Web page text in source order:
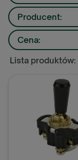
Producent:
Cena:
Lista produktów: